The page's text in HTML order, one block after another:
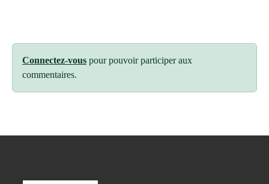
Connectez-vous pour pouvoir participer aux
commentaires.